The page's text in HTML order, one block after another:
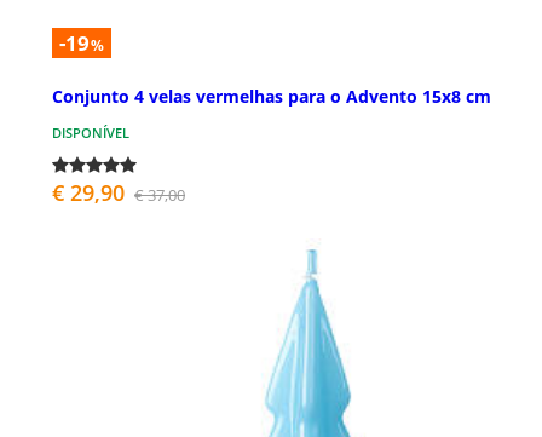
-19%
Conjunto 4 velas vermelhas para o Advento 15x8 cm
DISPONÍVEL
€ 29,90 € 37,00